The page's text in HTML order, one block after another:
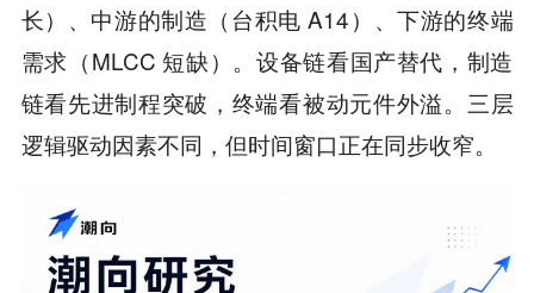
长）、中游的制造（台积电 A14）、下游的终端
需求（MLCC 短缺）。设备链看国产替代，制造
链看先进制程突破，终端看被动元件外溢。三层
逻辑驱动因素不同，但时间窗口正在同步收窄。